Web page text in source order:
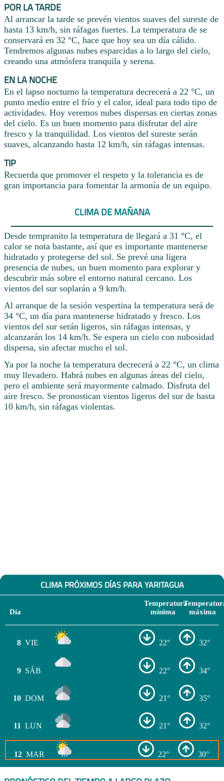
POR LA TARDE
Al arrancar la tarde se prevén vientos suaves del sureste de
hasta 13 km/h, sin ráfagas fuertes. La temperatura de se
conservará en 32 °C, hace que hoy sea un día cálido.
Tendremos algunas nubes esparcidas a lo largo del cielo,
creando una atmósfera tranquila y serena.
EN LA NOCHE
En el lapso nocturno la temperatura decrecerá a 22 °C, un
punto medio entre el frío y el calor, ideal para todo tipo de
actividades. Hoy veremos nubes dispersas en ciertas zonas
del cielo. Es un buen momento para disfrutar del aire
fresco y la tranquilidad. Los vientos del sureste serán
suaves, alcanzando hasta 12 km/h, sin ráfagas intensas.
TIP
Recuerda que promover el respeto y la tolerancia es de
gran importancia para fomentar la armonía de un equipo.
CLIMA DE MAÑANA
Desde tempranito la temperatura de llegará a 31 °C, el
calor se nota bastante, así que es importante mantenerse
hidratado y protegerse del sol. Se prevé una ligera
presencia de nubes, un buen momento para explorar y
descubrir más sobre el entorno natural cercano. Los
vientos del sur soplarán a 9 km/h.
Al arranque de la sesión vespertina la temperatura será de
34 °C, un día para mantenerse hidratado y fresco. Los
vientos del sur serán ligeros, sin ráfagas intensas, y
alcanzarán los 14 km/h. Se espera un cielo con nubosidad
dispersa, sin afectar mucho el sol.
Ya por la noche la temperatura decrecerá a 22 °C, un clima
muy llevadero. Habrá nubes en algunas áreas del cielo,
pero el ambiente será mayormente calmado. Disfruta del
aire fresco. Se pronostican vientos ligeros del sur de hasta
10 km/h, sin ráfagas violentas.
CLIMA PRÓXIMOS DÍAS PARA YARITAGUA
Día
Temperatura
mínima
máxima
8 VIE 22° 32°
9 SÁB 22° 34°
10 DOM 21° 35°
11 LUN 21° 32°
12 MAR 22° 30°